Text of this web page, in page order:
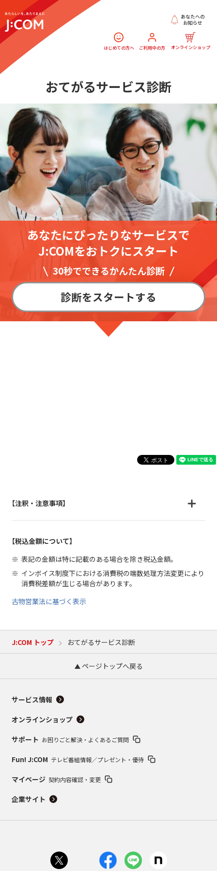
はじめての方へ ご利用中の方 オンラインショップ
あなたへの
お知らせ
おてがるサービス診断
あなたにぴったりなサービスで
J:COMをおトクにスタート
30秒でできるかんたん診断
診断をスタートする
【注釈・注意事項】
【税込金額について】
表記の金額は特に記載のある場合を除き税込金額。
インボイス制度下における消費税の端数処理方法変更により
消費税差額が生じる場合があります。
古物営業法に基づく表示
J:COM トップ おてがるサービス診断
ページトップへ戻る
サービス情報
オンラインショップ
サポート お困りごと解決・よくあるご質問
Fun! J:COM テレビ番組情報／プレゼント・優待
マイページ 契約内容確認・変更
企業サイト